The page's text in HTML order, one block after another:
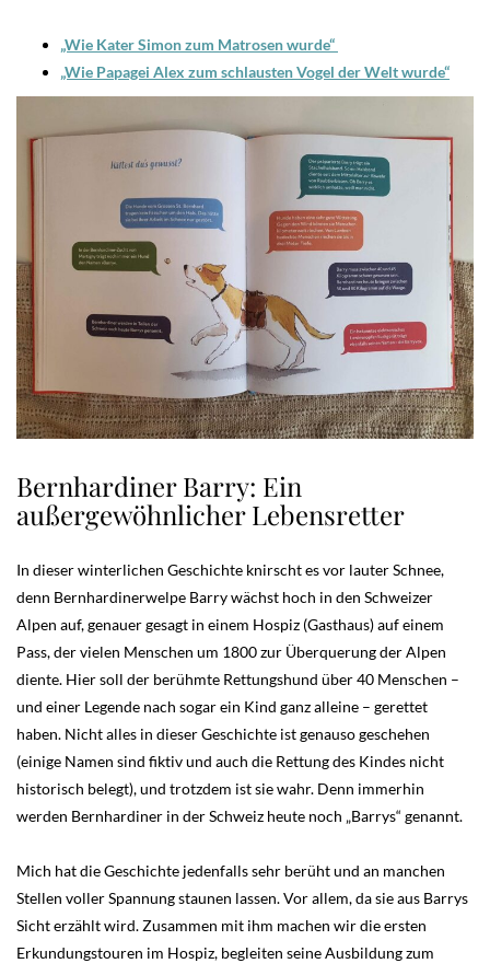
„Wie Kater Simon zum Matrosen wurde“
„Wie Papagei Alex zum schlausten Vogel der Welt wurde“
Bernhardiner Barry: Ein
außergewöhnlicher Lebensretter
In dieser winterlichen Geschichte knirscht es vor lauter Schnee,
denn Bernhardinerwelpe Barry wächst hoch in den Schweizer
Alpen auf, genauer gesagt in einem Hospiz (Gasthaus) auf einem
Pass, der vielen Menschen um 1800 zur Überquerung der Alpen
diente. Hier soll der berühmte Rettungshund über 40 Menschen –
und einer Legende nach sogar ein Kind ganz alleine – gerettet
haben. Nicht alles in dieser Geschichte ist genauso geschehen
(einige Namen sind fiktiv und auch die Rettung des Kindes nicht
historisch belegt), und trotzdem ist sie wahr. Denn immerhin
werden Bernhardiner in der Schweiz heute noch „Barrys“ genannt.
Mich hat die Geschichte jedenfalls sehr berüht und an manchen
Stellen voller Spannung staunen lassen. Vor allem, da sie aus Barrys
Sicht erzählt wird. Zusammen mit ihm machen wir die ersten
Erkundungstouren im Hospiz, begleiten seine Ausbildung zum